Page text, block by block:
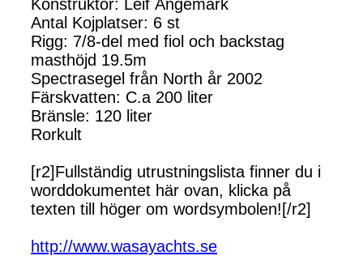
Konstruktör: Leif Ängemark
Antal Kojplatser: 6 st
Rigg: 7/8-del med fiol och backstag
masthöjd 19.5m
Spectrasegel från North år 2002
Färskvatten: C.a 200 liter
Bränsle: 120 liter
Rorkult
[r2]Fullständig utrustningslista finner du i
worddokumentet här ovan, klicka på
texten till höger om wordsymbolen![/r2]
http://www.wasayachts.se